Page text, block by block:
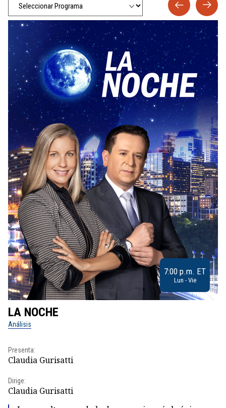
7:00 p.m. ET
Lun - Vie
LA NOCHE
Análisis
Presenta:
Claudia Gurisatti
Dirige:
Claudia Gurisatti